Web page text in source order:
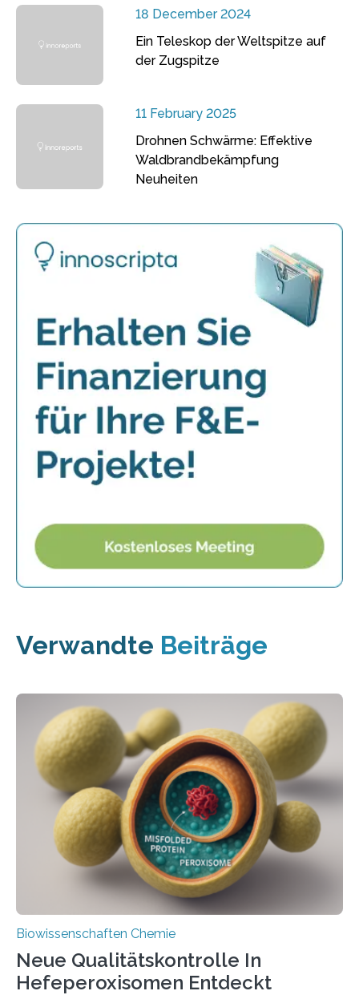
18 December 2024
Ein Teleskop der Weltspitze auf
der Zugspitze
11 February 2025
Drohnen Schwärme: Effektive
Waldbrandbekämpfung
Neuheiten
Verwandte Beiträge
Biowissenschaften Chemie
Neue Qualitätskontrolle In
Hefeperoxisomen Entdeckt